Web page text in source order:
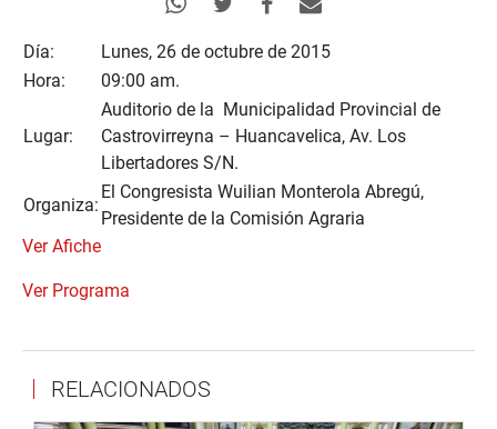
Día:
Lunes, 26 de octubre de 2015
Hora:
09:00 am.
Lugar:
Auditorio de la Municipalidad Provincial de
Castrovirreyna – Huancavelica, Av. Los
Libertadores S/N.
Organiza:
El Congresista Wuilian Monterola Abregú,
Presidente de la Comisión Agraria
Ver Afiche
Ver Programa
RELACIONADOS